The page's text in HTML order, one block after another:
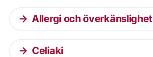
Allergi och överkänslighet
Celiaki